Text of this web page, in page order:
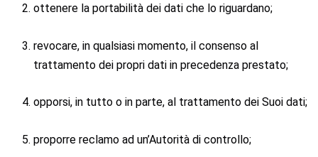
ottenere la portabilità dei dati che lo riguardano;
revocare, in qualsiasi momento, il consenso al
trattamento dei propri dati in precedenza prestato;
opporsi, in tutto o in parte, al trattamento dei Suoi dati;
proporre reclamo ad un’Autorità di controllo;